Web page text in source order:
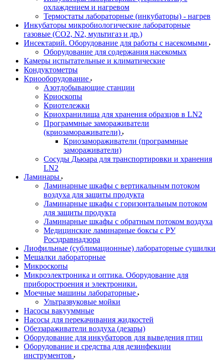
охлаждением и нагревом
Термостаты лабораторные (инкубаторы) - нагрев
Инкубаторы микробиологические лабораторные
газовые (CO2, N2, мультигаз и др.)
Инсектарий. Оборудование для работы с насекомыми
Оборудование для содержания насекомых
Камеры испытательные и климатические
Кондуктометры
Криооборудование
Азотдобывающие станции
Криоскопы
Криотележки
Криохранилища для хранения образцов в LN2
Программные замораживатели
(криозамораживатели)
Криозамораживатели (программные
замораживатели)
Сосуды Дьюара для транспортировки и хранения
LN2
Ламинары
Ламинарные шкафы с вертикальным потоком
воздуха для защиты продукта
Ламинарные шкафы с горизонтальным потоком
для защиты продукта
Ламинарные шкафы с обратным потоком воздуха
Медицинские ламинарные боксы с РУ
Росздравнадзора
Лиофильные (сублимационные) лабораторные сушилки
Мешалки лабораторные
Микроскопы
Микроэлектроника и оптика. Оборудование для
приборостроения и электроники.
Моечные машины лабораторные
Ультразвуковые мойки
Насосы вакууммные
Насосы для перекачивания жидкостей
Обеззараживатели воздуха (дезары)
Оборудование для инкубаторов для выведения птиц
Оборудование и средства для дезинфекции
инструментов